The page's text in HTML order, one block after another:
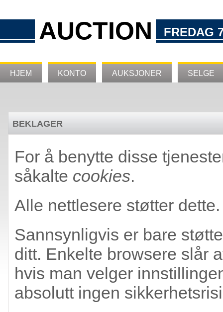
AUCTION FREDAG
HJEM KONTO AUKSJONER SELGE
BEKLAGER
For å benytte disse
såkalte cookies.
Alle nettlesere støtter dette.
Sannsynligvis er bare
ditt. Enkelte browsere slår
hvis man velger
absolutt ingen